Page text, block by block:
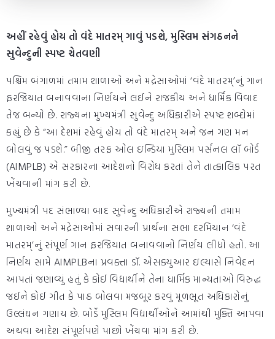
અહીં રહેવું હોય તો વંદે માતરમ્ ગાવું પડશે, મુસ્લિમ સંગઠનને
સુવેન્દુની સ્પષ્ટ ચેતવણી
પશ્ચિમ બંગાળમાં તમામ શાળાઓ અને મદ્રેસાઓમાં ‘વંદે માતરમ્’નું ગાન
ફરજિયાત બનાવવાના નિર્ણયને લઈને રાજકીય અને ધાર્મિક વિવાદ
તેજ બન્યો છે. રાજ્યના મુખ્યમંત્રી સુવેન્દુ અધિકારીએ સ્પષ્ટ શબ્દોમાં
કહ્યું છે કે “આ દેશમાં રહેવું હોય તો વંદે માતરમ્ અને જન ગણ મન
બોલવું જ પડશે.” બીજી તરફ ઓલ ઇન્ડિયા મુસ્લિમ પર્સનલ લૉ બોર્ડ
(AIMPLB) એ સરકારના આદેશનો વિરોધ કરતાં તેને તાત્કાલિક પરત
ખેંચવાની માંગ કરી છે.
મુખ્યમંત્રી પદ સંભાળ્યા બાદ સુવેન્દુ અધિકારીએ રાજ્યની તમામ
શાળાઓ અને મદ્રેસાઓમાં સવારની પ્રાર્થના સભા દરમિયાન ‘વંદે
માતરમ્’નું સંપૂર્ણ ગાન ફરજિયાત બનાવવાનો નિર્ણય લીધો હતો. આ
નિર્ણય સામે AIMPLBના પ્રવક્તા ડૉ. એસક્યુઆર ઇલ્યાસે નિવેદન
આપતાં જણાવ્યું હતું કે કોઈ વિદ્યાર્થીને તેના ધાર્મિક માન્યતાઓ વિરુદ્ધ
જઈને કોઈ ગીત કે પાઠ બોલવા મજબૂર કરવું મૂળભૂત અધિકારોનું
ઉલ્લંઘન ગણાય છે. બોર્ડે મુસ્લિમ વિદ્યાર્થીઓને આમાંથી મુક્તિ આપવા
અથવા આદેશ સંપૂર્ણપણે પાછો ખેંચવા માંગ કરી છે.